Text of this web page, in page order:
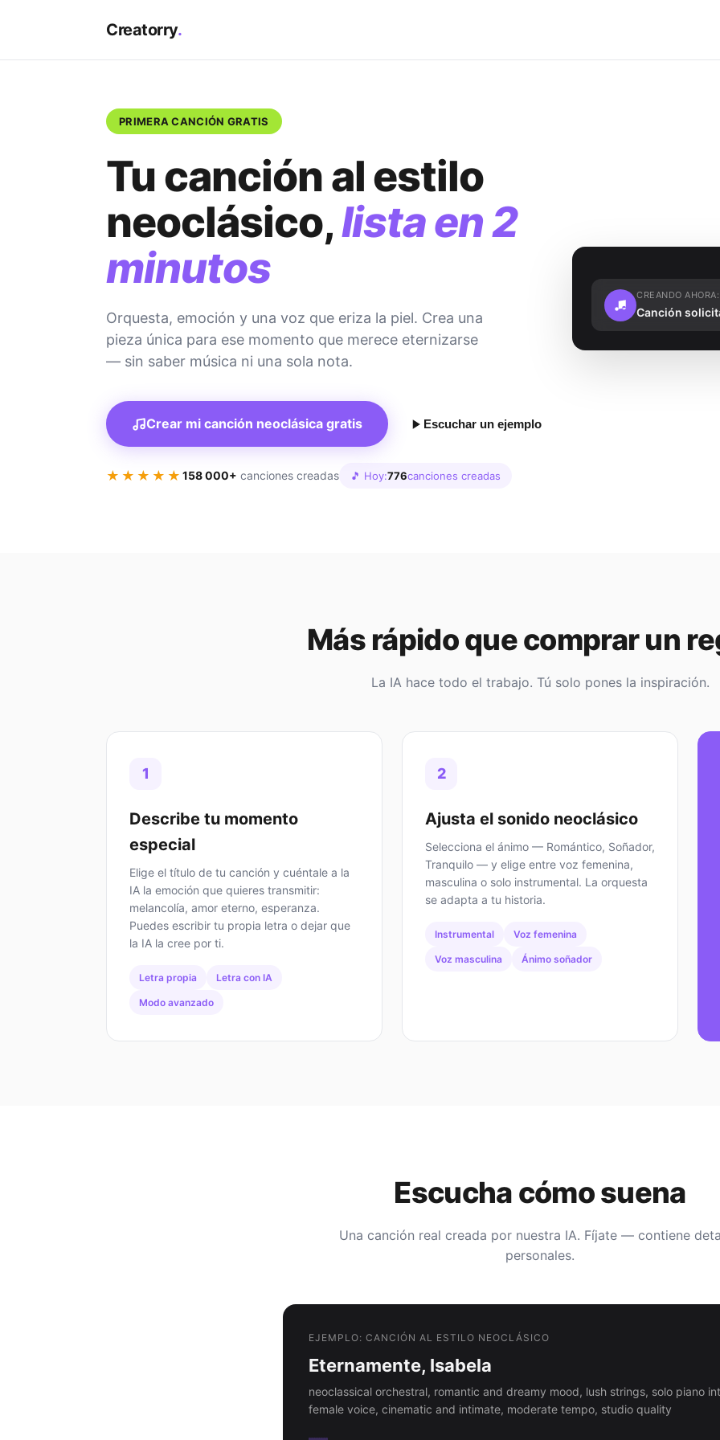
Creatorry.
PRIMERA CANCIÓN GRATIS
Tu canción al estilo
neoclásico,lista en 2
minutos
Orquesta, emoción y una voz que eriza la piel. Crea una
pieza única para ese momento que merece eternizarse
— sin saber música ni una sola nota.
Crear mi canción neoclásica gratis Escuchar un ejemplo
★★★★★ 158 000+ canciones creadas 🎵 Hoy:776canciones creadas
CREANDO AHORA:
Canción
Más rápido que comprar un
La IA hace todo el trabajo. Tú solo pones la inspiración.
1
Describe tu momento
especial
Elige el título de tu canción y cuéntale a la
IA la emoción que quieres transmitir:
melancolía, amor eterno, esperanza.
Puedes escribir tu propia letra o dejar que
la IA la cree por ti.
Letra propia Letra con IA
Modo avanzado
2
Ajusta el sonido neoclásico
Selecciona el ánimo — Romántico, Soñador,
Tranquilo — y elige entre voz femenina,
masculina o solo instrumental. La orquesta
se adapta a tu historia.
Instrumental Voz femenina
Voz masculina Ánimo soñador
Escucha cómo suena
Una canción real creada por nuestra IA. Fíjate — contiene
personales.
EJEMPLO: CANCIÓN AL ESTILO NEOCLÁSICO
Eternamente, Isabela
neoclassical orchestral, romantic and dreamy mood, lush strings, solo piano
female voice, cinematic and intimate, moderate tempo, studio quality